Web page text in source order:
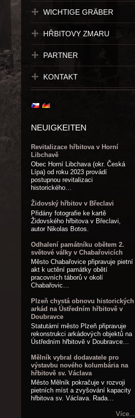
WICHTIGE GRÄBER
HŘBITOVY ZMARU
PARTNER
KONTAKT
NEUIGKEITEN
Revitalizace hřbitova v Horní
Libchavě
Obec Horní Libchava (okr. Česká
Lípa) od roku 2023 provádí
postupnou revitalizaci
historického…
Židovský hřbitov v Břeclavi
Přidány fotografie ke kartě
Židovského hřbitova v Břeclavi,
autor Nikolas Botos.
Odhalení památníku obětem 2.
světové války v Chabařovicích
Město Chabařovice připravuje pietní
akt k uctění památky obětí
pracovních táborů v okolí
Chabařovic…
Plzeň chystá obnovu historických
arkád na Ústředním hřbitově v
Doubravce
Statutární město Plzeň připravuje
rekonstrukci arkádových objektů na
Ústředním hřbitově v Doubravce…
Mělník vybral dodavatele pro
výstavbu nového kolumbária na
hřbitově sv. Václava
Město Mělník pokračuje v rozvoji
pietních míst a zvyšování kapacity
hřbitova sv. Václava. Rada…
Více...